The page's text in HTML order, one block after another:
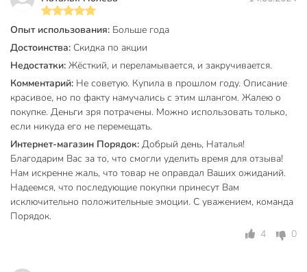
наступлении устойчивых заморозков, так как замерзшая
внутри вода может повредить структуру материала.
Вы можете приобрести «Шланг поливочный, 3/4 '', 19 мм,
18 атм, армированный, 25 м, 3 слоя, Grandy, Ultra+, ПВХ, с
фитингами, AGL063425F» и другие товары в нашем
интернет-магазине в Иваново по низким ценам и с
бесплатным самовывозом.
Техническая информация
Длина, м
25 м
Минимальная температура
эксплуатации, °C
-5 °C
Максимальная температура
Опыт использования: Больше года
Достоинства: Скидка по акции
Недостатки: Жёсткий, и переламывается, и закручивается.
Комментарий: Не советую. Купила в прошлом году. Описание
красивое, но по факту намучались с этим шлангом. Жалею о
покупке. Деньги зря потрачены. Можно использовать только,
если никуда его не перемещать.
Интернет-магазин Порядок: Добрый день, Наталья!
Благодарим Вас за то, что смогли уделить время для отзыва!
Нам искренне жаль, что товар не оправдал Ваших ожиданий.
Надеемся, что последующие покупки принесут Вам
исключительно положительные эмоции. С уважением, команда
Порядок.
4
0